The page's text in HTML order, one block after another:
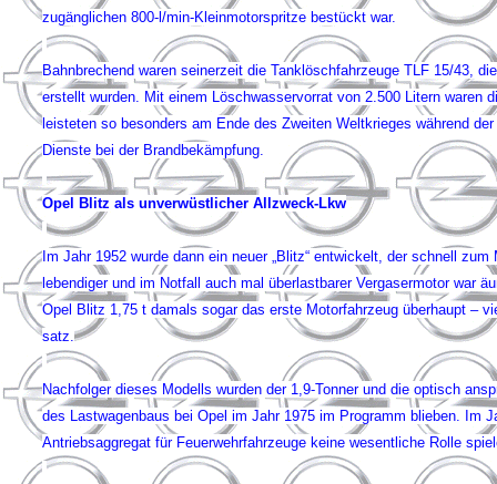
zugänglichen 800-l/min-Kleinmotorspritze bestückt war.
Bahnbrechend waren seinerzeit die Tanklöschfahrzeuge TLF 15/43,
erstellt wurden. Mit einem Löschwasservorrat von 2.500 Litern waren
leisteten so besonders am Ende des Zweiten Weltkrieges während
Dienste bei der Brandbekämpfung.
Opel Blitz als unverwüstlicher Allzweck-Lkw
Im Jahr 1952 wurde dann ein neuer „Blitz“ entwickelt, der schnell
lebendiger und im Notfall auch mal überlastbarer Vergasermotor war
Opel Blitz 1,75 t damals sogar das erste Motorfahrzeug überhaupt –
satz.
Nachfolger dieses Modells wurden der 1,9-Tonner und die optisch
des Lastwagenbaus bei Opel im Jahr 1975 im Programm blieben. Im
Antriebsaggregat für Feuerwehrfahrzeuge keine wesentliche Rolle